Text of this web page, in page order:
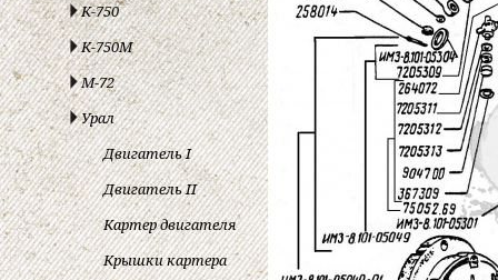
К-750
К-750М
М-72
Урал
Двигатель I
Двигатель II
Картер двигателя
Крышки картера